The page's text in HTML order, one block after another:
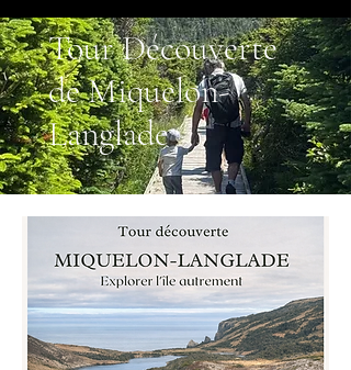
Tour Découverte
de Miquelon-
Langlade